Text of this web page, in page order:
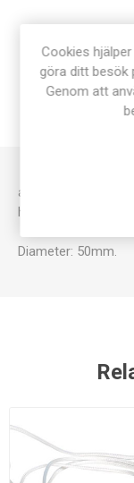
av plast med
hur block med
Diameter: 50mm.
Cookies
göra ditt besök
Genom att